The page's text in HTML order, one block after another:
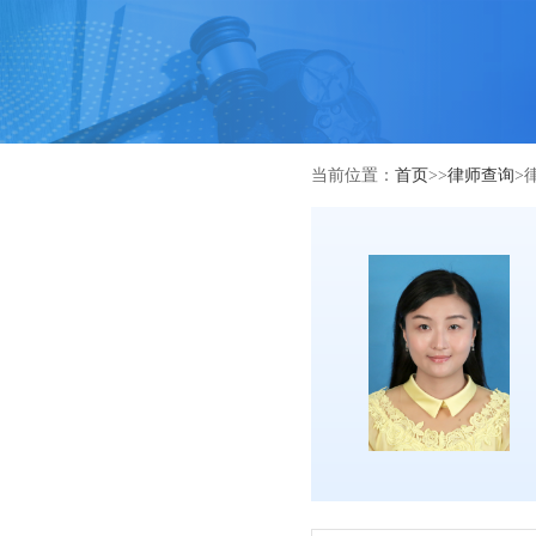
当前位置： 首页>>律师查询>